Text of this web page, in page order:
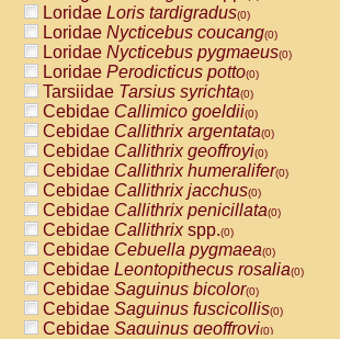
Atelidae Lagothrix lagothricha
AtelidaeLagothrix lagothricha cana
PitheciidaeCacajao calvus
PitheciidaeCallicebus cupreus
PitheciidaeCallicebus donacophilus
PitheciidaeCallicebus moloch
PitheciidaeCallicebus torquatus
PitheciidaeCallicebusspp.(0)
PitheciidaeChiropotes satanas(0)
PitheciidaePithecia monachus
PitheciidaePithecia pithecia(0)
CercopithecidaeCercocebus agilis
CercopithecidaeCercocebus
CercopithecidaeCercocebus
CercopithecidaeCercocebus
CercopithecidaeCercocebus
CercopithecidaeCercocebushybrid
Loridae Loris tardigradus(0)
Loridae Nycticebus coucang(0)
Loridae Nycticebus pygmaeus(0)
Loridae Perodicticus potto(0)
Tarsiidae Tarsius syrichta(0)
Cebidae Callimico goeldii(0)
Cebidae Callithrix argentata(0)
Cebidae Callithrix geoffroyi(0)
Cebidae Callithrix humeralifer(0)
Cebidae Callithrix jacchus(0)
Cebidae Callithrix penicillata(0)
Cebidae Callithrixspp.(0)
Cebidae Cebuella pygmaea(0)
Cebidae Leontopithecus rosalia(0)
Cebidae Saguinus bicolor(0)
Cebidae Saguinus fuscicollis(0)
Cebidae Saguinus geoffroyi(0)